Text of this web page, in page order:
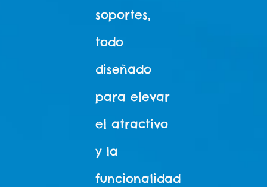
soportes,
todo
diseñado
para elevar
el atractivo
y la
funcionalidad